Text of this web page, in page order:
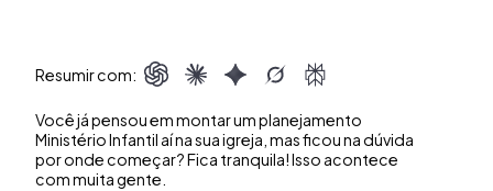
Resumir com:
Você já pensou em montar um planejamento
Ministério Infantil aí na sua igreja, mas ficou na dúvida
por onde começar? Fica tranquila! Isso acontece
com muita gente.